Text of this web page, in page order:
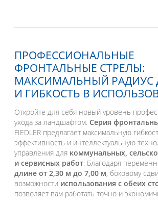
ПРОФЕССИОНАЛЬНЫЕ
ФРОНТАЛЬНЫЕ СТРЕЛЫ:
МАКСИМАЛЬНЫЙ РАДИУС
И ГИБКОСТЬ В
Откройте для себя новый уровень
ухода за ландшафтом. Серия
FIEDLER предлагает максимальную
эффективность и интеллектуальную
управления для коммунальных,
и сервисных работ. Благодаря
длине от 2,30 м до 7,00 м, боковому
возможности использования с обеих
позволяет вам работать точно и